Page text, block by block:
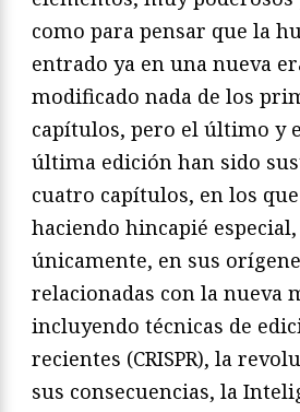
como para pensar que la
entrado ya en una nueva
modificado nada de los
capítulos, pero el último y
última edición han sido
cuatro capítulos, en los
haciendo hincapié
únicamente, en sus
relacionadas con la nueva
incluyendo técnicas de
recientes (CRISPR), la
sus consecuencias, la